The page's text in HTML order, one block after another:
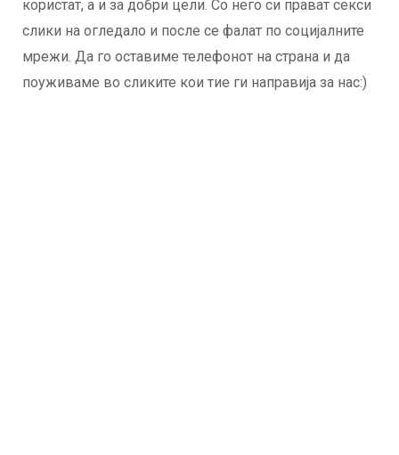
користат, а и за добри цели. Со него си прават секси
слики на огледало и после се фалат по социјалните
мрежи. Да го оставиме телефонот на страна и да
поуживаме во сликите кои тие ги направија за нас:)